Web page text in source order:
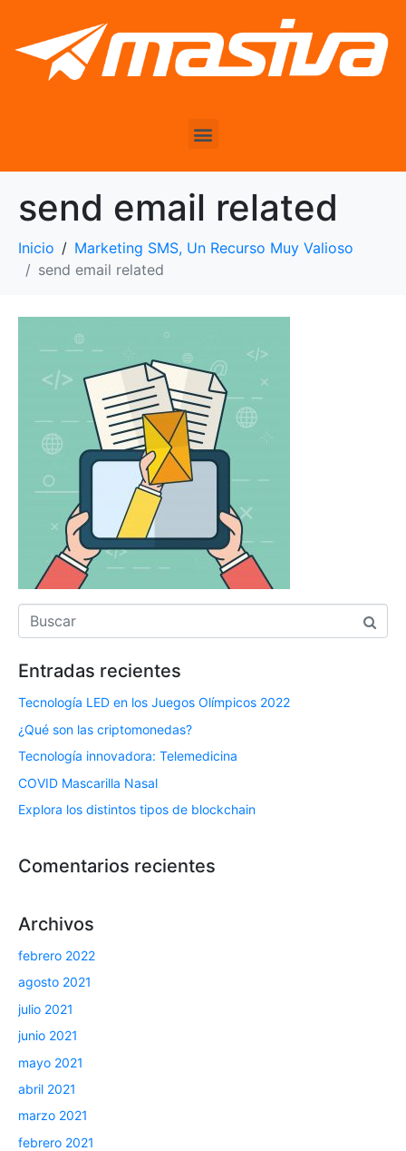
send email related
Inicio
Marketing SMS, Un Recurso Muy Valioso
send email related
Entradas recientes
Tecnología LED en los Juegos Olímpicos 2022
¿Qué son las criptomonedas?
Tecnología innovadora: Telemedicina
COVID Mascarilla Nasal
Explora los distintos tipos de blockchain
Comentarios recientes
Archivos
febrero 2022
agosto 2021
julio 2021
junio 2021
mayo 2021
abril 2021
marzo 2021
febrero 2021